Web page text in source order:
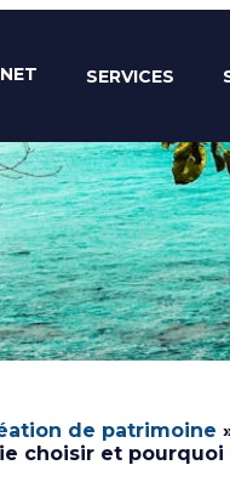
SERVICES
de patrimoine
choisir et pourquoi